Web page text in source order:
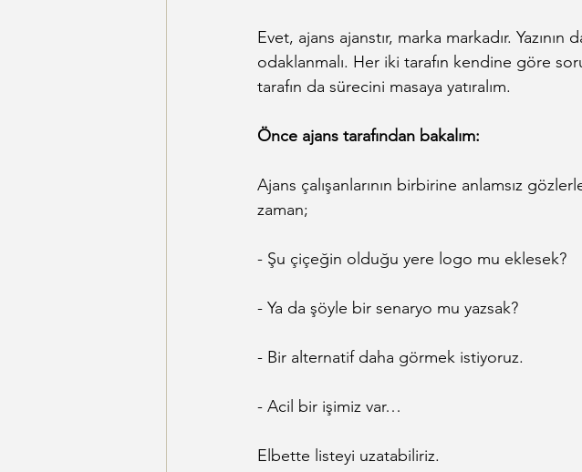
Evet, ajans ajanstır, marka markadır.
odaklanmalı. Her iki tarafın kendine göre
tarafın da sürecini masaya yatıralım.
Önce ajans tarafından bakalım:
Ajans çalışanlarının birbirine anlamsız
zaman;
- Şu çiçeğin olduğu yere logo mu eklesek?
- Ya da şöyle bir senaryo mu yazsak?
- Bir alternatif daha görmek istiyoruz.
- Acil bir işimiz var…
Elbette listeyi uzatabiliriz.